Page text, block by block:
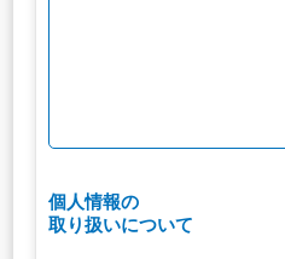
個人情報の
取り扱いについて